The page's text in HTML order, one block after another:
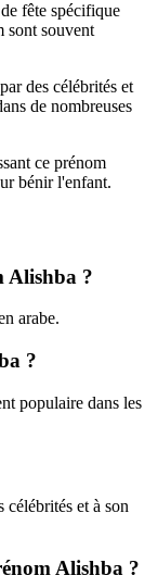
fête spécifique
sont souvent
des célébrités et
de nombreuses
ce prénom
bénir l'enfant.
Alishba ?
arabe.
?
populaire dans les
et à son
Alishba ?